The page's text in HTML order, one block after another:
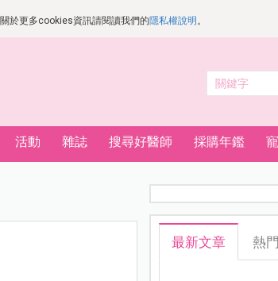
於更多cookies資訊請閱讀我們的隱私權說明 。
活動 雜誌 搜尋好醫師 採購年鑑
最新文章 熱